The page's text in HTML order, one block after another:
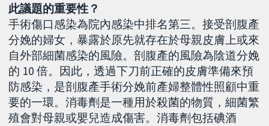
此議題的重要性？
手術傷口感染為院內感染中排名第三。接受剖腹產
分娩的婦女，暴露於原先就存在於母親皮膚上或來
自外部細菌感染的風險。剖腹產的風險為陰道分娩
的 10 倍。因此，透過下刀前正確的皮膚準備來預
防感染，是剖腹產手術分娩前產婦整體性照顧中重
要的一環。消毒劑是一種用於殺菌的物質，細菌繁
殖會對母親或嬰兒造成傷害。消毒劑包括碘酒